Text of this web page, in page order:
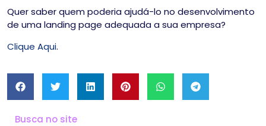
Quer saber quem poderia ajudá-lo no desenvolvimento
de uma landing page adequada a sua empresa?
Clique Aqui.
Busca no site